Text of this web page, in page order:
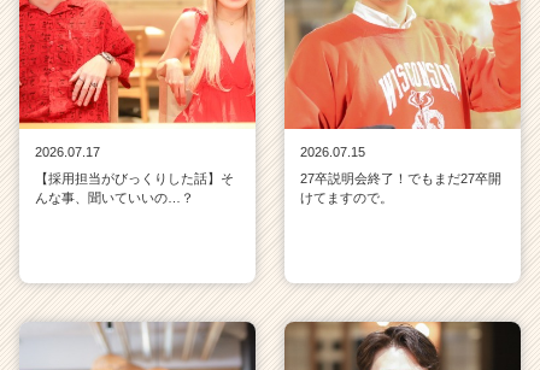
2026.07.17
【採用担当がびっくりした話】そ
んな事、聞いていいの…？
2026.07.15
27卒説明会終了！でもまだ27卒開
けてますので。